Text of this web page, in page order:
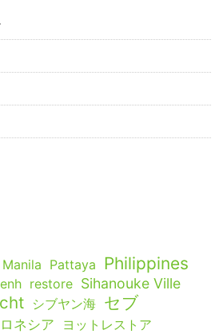
Manila Pattaya Philippines
restore Sihanouke Ville
シブヤン海 セブ
ネシア
ヨットレストア